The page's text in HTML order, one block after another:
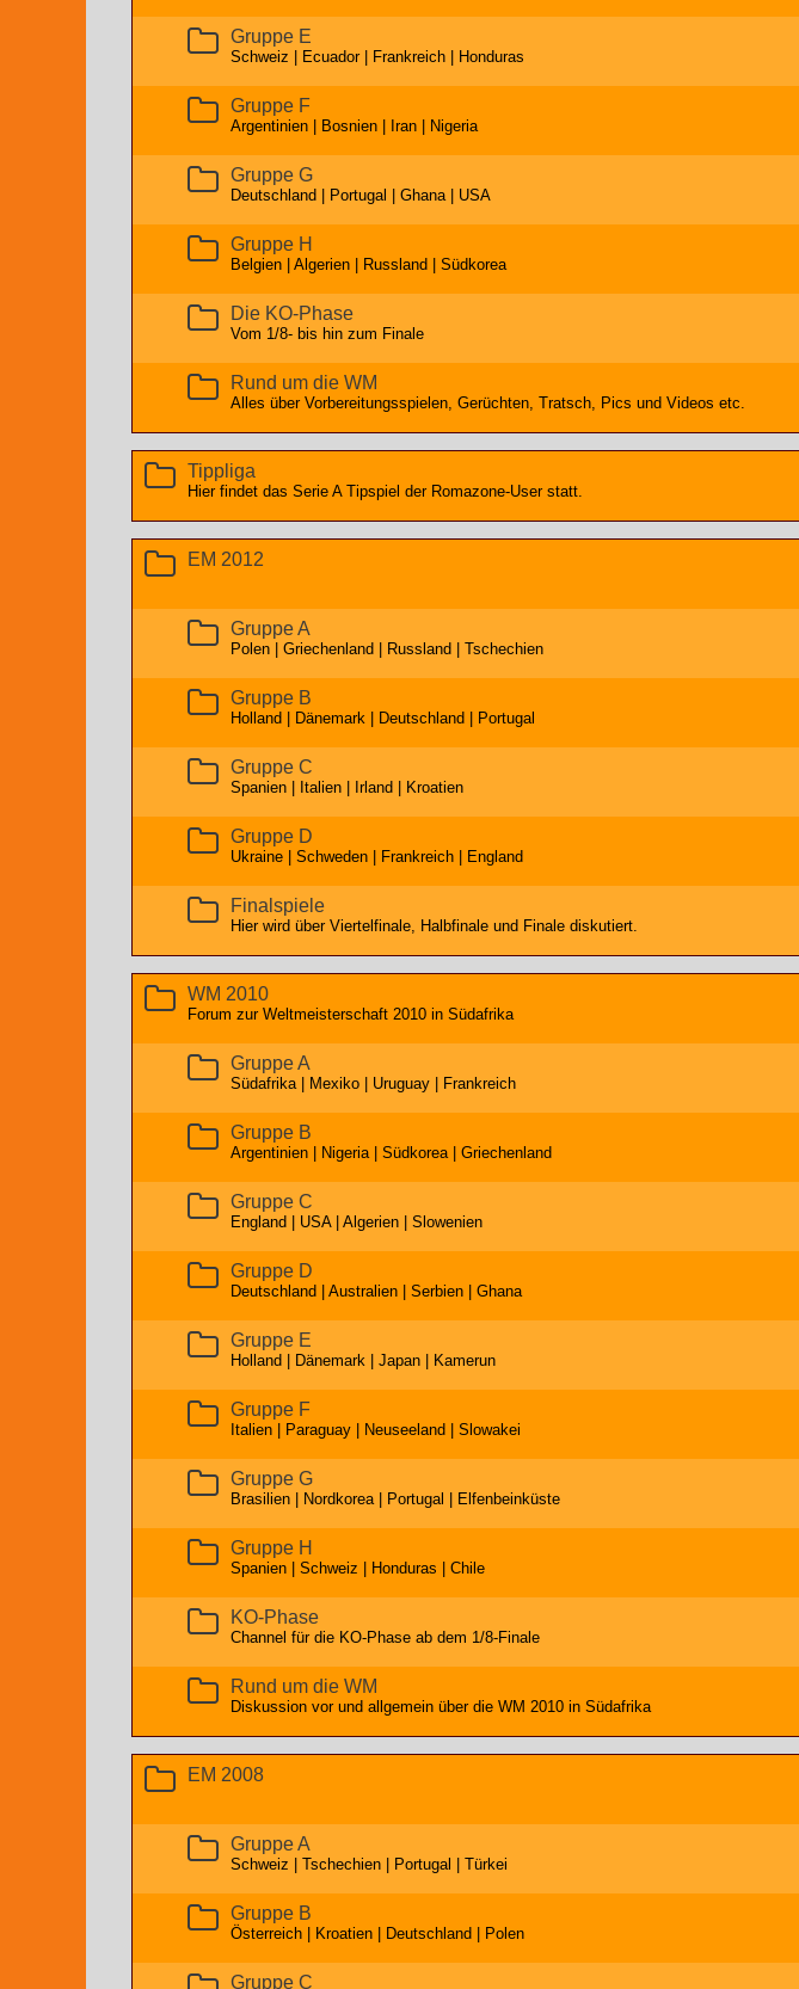
Gruppe E
Schweiz | Ecuador | Frankreich | Honduras
Gruppe F
Argentinien | Bosnien | Iran | Nigeria
Gruppe G
Deutschland | Portugal | Ghana | USA
Gruppe H
Belgien | Algerien | Russland | Südkorea
Die KO-Phase
Vom 1/8- bis hin zum Finale
Rund um die WM
Alles über Vorbereitungsspielen, Gerüchten, Tratsch, Pics und Videos etc.
Tippliga
Hier findet das Serie A Tipspiel der Romazone-User statt.
EM 2012
Gruppe A
Polen | Griechenland | Russland | Tschechien
Gruppe B
Holland | Dänemark | Deutschland | Portugal
Gruppe C
Spanien | Italien | Irland | Kroatien
Gruppe D
Ukraine | Schweden | Frankreich | England
Finalspiele
Hier wird über Viertelfinale, Halbfinale und Finale diskutiert.
WM 2010
Forum zur Weltmeisterschaft 2010 in Südafrika
Gruppe A
Südafrika | Mexiko | Uruguay | Frankreich
Gruppe B
Argentinien | Nigeria | Südkorea | Griechenland
Gruppe C
England | USA | Algerien | Slowenien
Gruppe D
Deutschland | Australien | Serbien | Ghana
Gruppe E
Holland | Dänemark | Japan | Kamerun
Gruppe F
Italien | Paraguay | Neuseeland | Slowakei
Gruppe G
Brasilien | Nordkorea | Portugal | Elfenbeinküste
Gruppe H
Spanien | Schweiz | Honduras | Chile
KO-Phase
Channel für die KO-Phase ab dem 1/8-Finale
Rund um die WM
Diskussion vor und allgemein über die WM 2010 in Südafrika
EM 2008
Gruppe A
Schweiz | Tschechien | Portugal | Türkei
Gruppe B
Österreich | Kroatien | Deutschland | Polen
Gruppe C